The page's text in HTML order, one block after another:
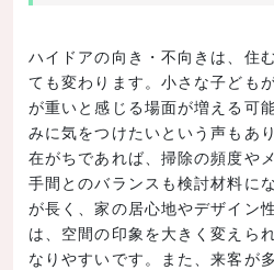
ハイドアの向き・不向きは、住
ても変わります。小さな子ども
が重いと感じる場面が増える可
みに気をつけたいという声もあ
在がちであれば、掃除の頻度や
手間とのバランスも検討材料に
が長く、家の居心地やデザイン
は、空間の印象を大きく変えら
なりやすいです。また、来客が